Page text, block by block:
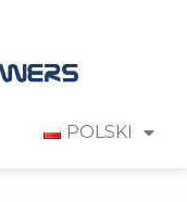
POLSKI